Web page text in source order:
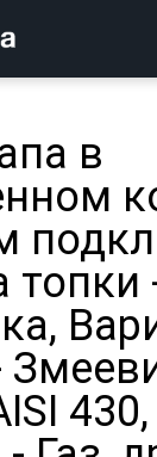
в
топки